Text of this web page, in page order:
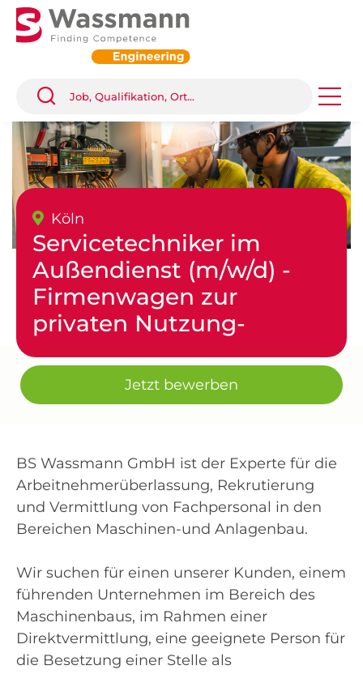
Köln
Servicetechniker im
Außendienst (m/w/d) -
Firmenwagen zur
privaten Nutzung-
Jetzt bewerben
BS Wassmann GmbH ist der Experte für die
Arbeitnehmerüberlassung, Rekrutierung
und Vermittlung von Fachpersonal in den
Bereichen Maschinen-und Anlagenbau.
Wir suchen für einen unserer Kunden, einem
führenden Unternehmen im Bereich des
Maschinenbaus, im Rahmen einer
Direktvermittlung, eine geeignete Person für
die Besetzung einer Stelle als